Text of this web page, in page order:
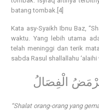
batang tombak.[4]
Kata asy-Syaikh Ibnu Baz,
waktu. Yang lebih utama
telah meninggi dan terik
sabda Rasul shallallahu ‘alaihi
تَرْمَضُ الْفِصَالُ
“Shalat orang-orang yang